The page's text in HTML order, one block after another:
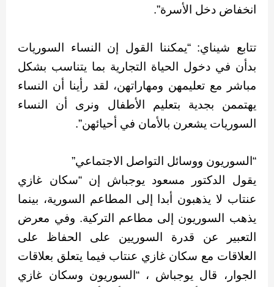
انخفاض دخل الأسرة”.
تتابع شيناي: “يمكننا القول إن النساء السوريات
بدأن في دخول الحياة التجارية بما يتناسب بشكل
مباشر مع تعليمهن ومهاراتهن، لقد رأينا أن النساء
يهتممن بجدية بتعليم الأطفال ونرى أن النساء
السوريات يشعرن بالأمان في أحيائهن”.
“السوريون ووسائل التواصل الاجتماعي”
يقول الدكتور مسعود يوجباش إن “سكان غازي
عنتاب لا يذهبون أبدا إلى المطاعم السورية، بينما
يذهب السوريون إلى مطاعم التركية. وفي معرض
التعبير عن قدرة السوريين على الحفاظ على
العلاقات مع سكان غازي عنتاب فيما يتعلق بعلاقات
الجوار، قال يوجباش ، “السوريون وسكان غازي